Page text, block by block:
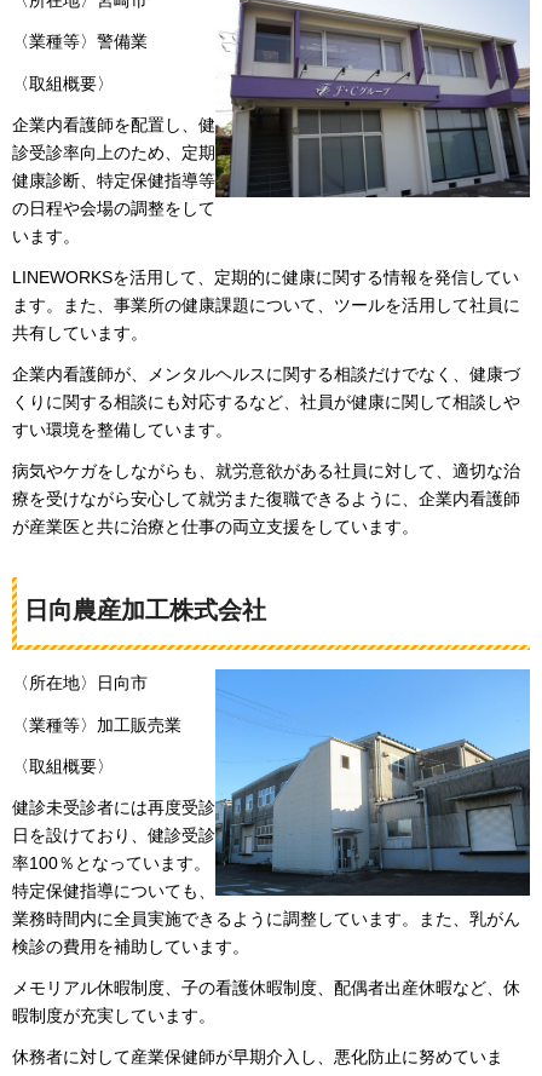
〈業種等〉警備業
〈取組概要〉
企業内看護師を配置し、健
診受診率向上のため、定期
健康診断、特定保健指導等
の日程や会場の調整をして
います。
LINEWORKSを活用して、定期的に健康に関する情報を発信してい
ます。また、事業所の健康課題について、ツールを活用して社員に
共有しています。
企業内看護師が、メンタルヘルスに関する相談だけでなく、健康づ
くりに関する相談にも対応するなど、社員が健康に関して相談しや
すい環境を整備しています。
病気やケガをしながらも、就労意欲がある社員に対して、適切な治
療を受けながら安心して就労また復職できるように、企業内看護師
が産業医と共に治療と仕事の両立支援をしています。
日向農産加工株式会社
〈所在地〉日向市
〈業種等〉加工販売業
〈取組概要〉
健診未受診者には再度受診
日を設けており、健診受診
率100％となっています。
特定保健指導についても、
業務時間内に全員実施できるように調整しています。また、乳がん
検診の費用を補助しています。
メモリアル休暇制度、子の看護休暇制度、配偶者出産休暇など、休
暇制度が充実しています。
休務者に対して産業保健師が早期介入し、悪化防止に努めていま